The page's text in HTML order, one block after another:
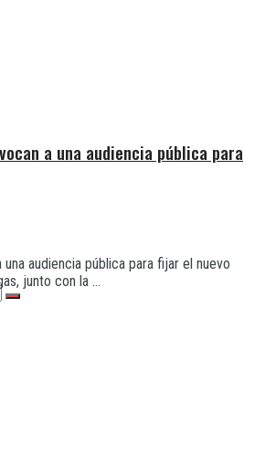
a una audiencia pública para
una audiencia pública para fijar el nuevo
junto con la ...